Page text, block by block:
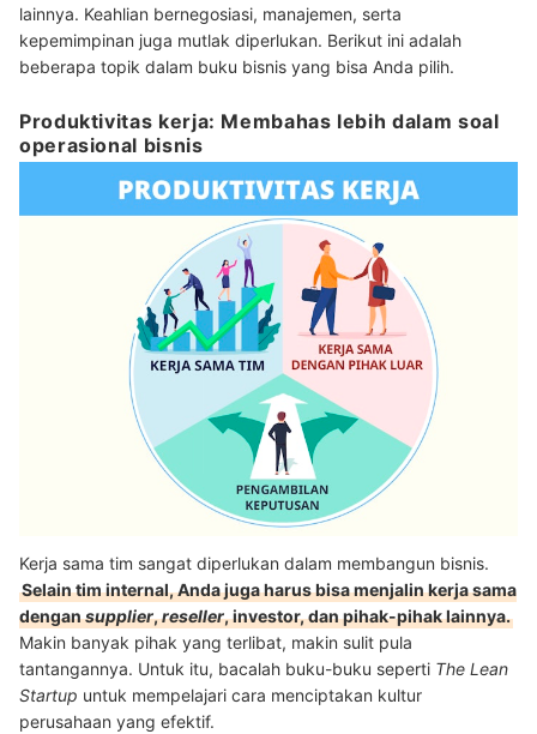
lainnya. Keahlian bernegosiasi, manajemen, serta
kepemimpinan juga mutlak diperlukan. Berikut ini adalah
beberapa topik dalam buku bisnis yang bisa Anda pilih.
Produktivitas kerja: Membahas lebih dalam soal
operasional bisnis
Kerja sama tim sangat diperlukan dalam membangun bisnis.
Selain tim internal, Anda juga harus bisa menjalin kerja sama
dengansupplier,reseller, investor, dan pihak-pihak lainnya.
Makin banyak pihak yang terlibat, makin sulit pula
tantangannya. Untuk itu, bacalah buku-buku seperti The Lean
Startup untuk mempelajari cara menciptakan kultur
perusahaan yang efektif.